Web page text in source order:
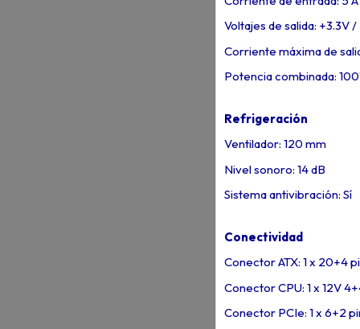
Voltajes de salida: +3.3V
Corriente máxima de
Potencia combinada:
Refrigeración
Ventilador: 120 mm
Nivel sonoro: 14 dB
Sistema antivibración: Sí
Conectividad
Conector ATX: 1 x 20+4
Conector CPU: 1 x 12V
Conector PCIe: 1 x 6+2